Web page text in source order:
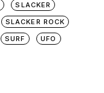
SLACKER
SLACKER ROCK
SURF UFO